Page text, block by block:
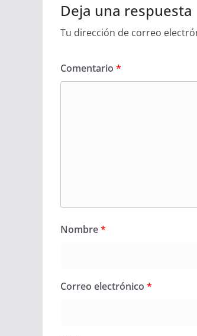
Deja una respuesta
Tu dirección de correo
Comentario *
Nombre*
Correo electrónico *